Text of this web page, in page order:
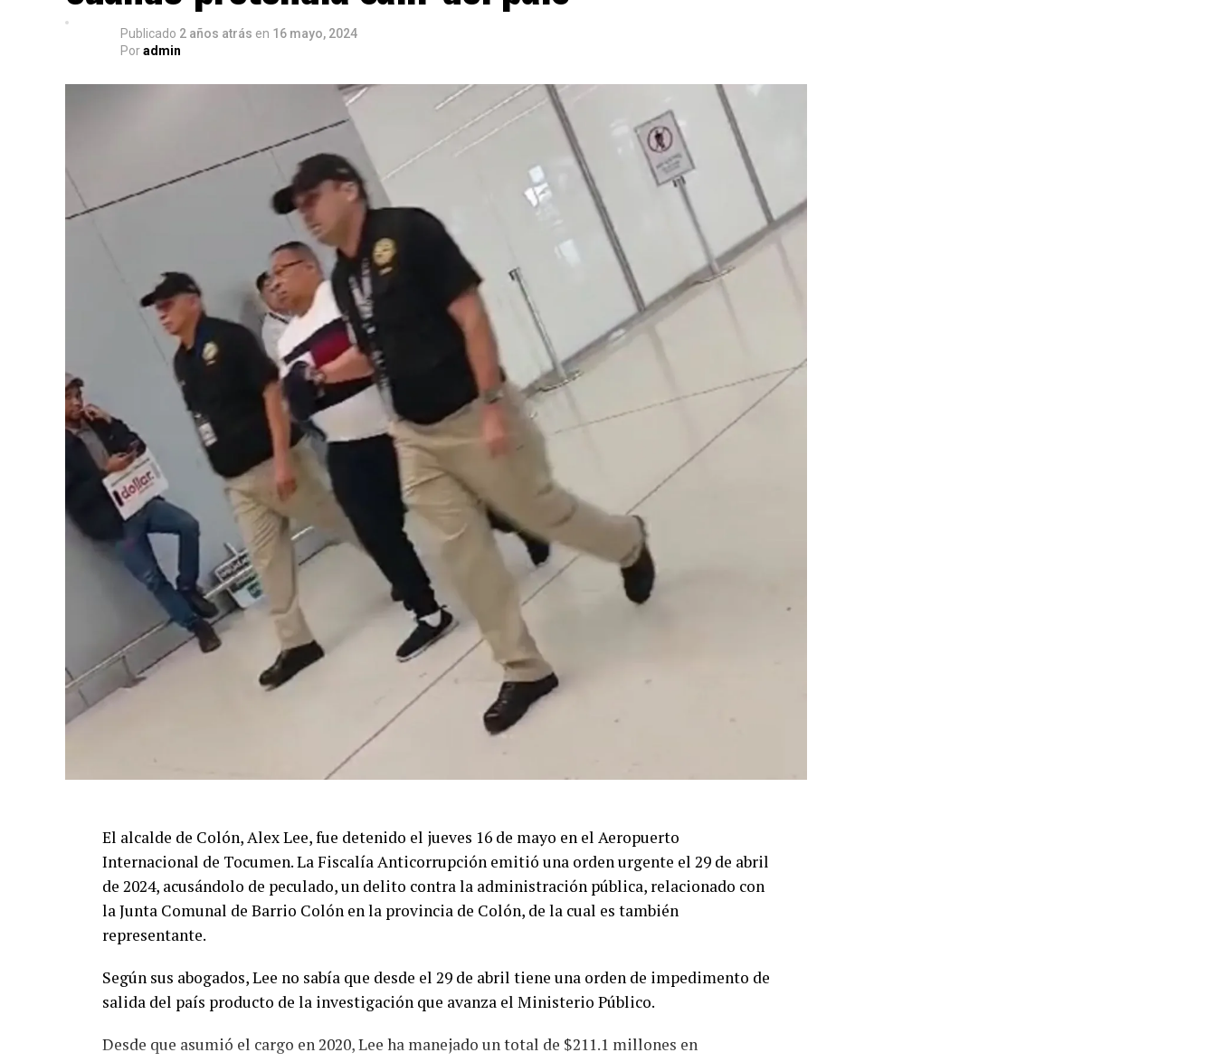
Publicado 2 años atrás en 16 mayo, 2024
Poradmin
El alcalde de Colón, Alex Lee, fue detenido el jueves 16 de mayo en el Aeropuerto
Internacional de Tocumen. La Fiscalía Anticorrupción emitió una orden urgente el 29 de abril
de 2024, acusándolo de peculado, un delito contra la administración pública, relacionado con
la Junta Comunal de Barrio Colón en la provincia de Colón, de la cual es también
representante.
Según sus abogados, Lee no sabía que desde el 29 de abril tiene una orden de impedimento de
salida del país producto de la investigación que avanza el Ministerio Público.
Desde que asumió el cargo en 2020, Lee ha manejado un total de $211.1 millones en